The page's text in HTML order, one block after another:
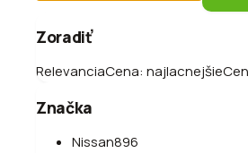
Zoradiť
RelevanciaCena: najlacnejšie
Značka
Nissan896